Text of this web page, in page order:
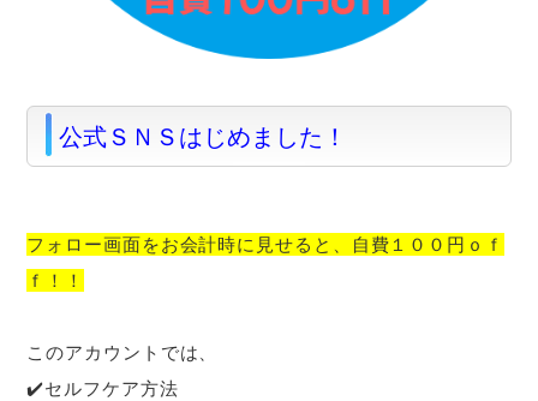
公式ＳＮＳはじめました！
フォロー画面をお会計時に見せると、自費１００円ｏｆ
ｆ！！
このアカウントでは、
✔️セルフケア方法